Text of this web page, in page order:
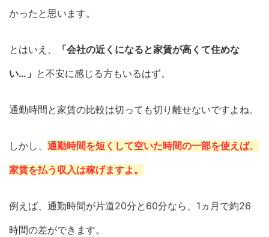
かったと思います。
とはいえ、
「会社の近くになると家賃が高くて住めな
い…」 と不安に感じる方もいるはず。
通勤時間と家賃の比較は切っても切り離せないですよね。
しかし、 通勤時間を短くして空いた時間の一部を使えば、
家賃を払う収入は稼げますよ。
例えば、通勤時間が片道20分と60分なら、1ヵ月で約26
時間の差ができます。